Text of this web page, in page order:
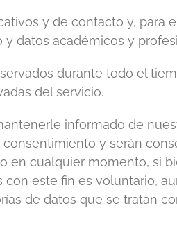
y de contacto y, para
datos académicos y
durante todo el
del servicio.
informado de
y serán
en cualquier momento, si
este fin es voluntario,
de datos que se tratan